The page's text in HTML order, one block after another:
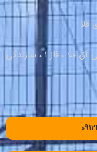
قلا
دفتر فروش : گلستان ، گرگان ، شهرک صنعتی آق قلا ، فاز 1 ، سازندگی